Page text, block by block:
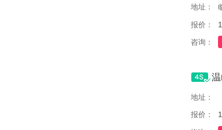
地址：
报价：
咨询：
地址：
报价：